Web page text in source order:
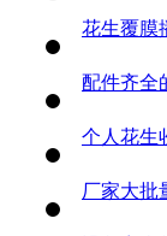
花生覆膜
配件齐全
个人花生
厂家大批